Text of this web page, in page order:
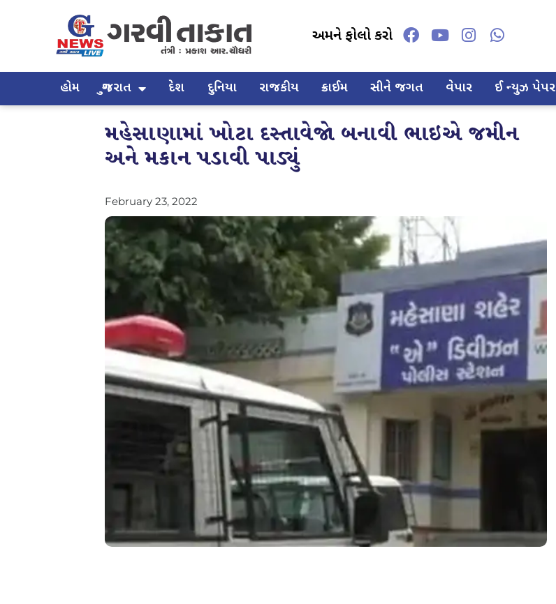
અમને ફોલો કરો
હોમ ગુજરાત દેશ દુનિયા રાજકીય ક્રાઈમ સીને જગત વેપાર ઈ ન્યુઝ પેપર
મહેસાણામાં ખોટા દસ્તાવેજો બનાવી ભાઇએ જમીન
અને મકાન પડાવી પાડ્યું
February 23, 2022